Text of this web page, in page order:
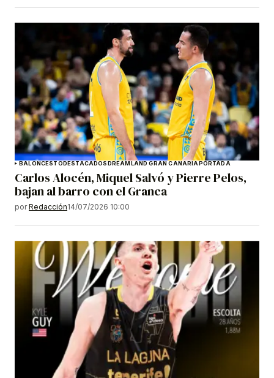
BALONCESTODESTACADOSDREAMLAND GRAN CANARIAPORTADA
Carlos Alocén, Miquel Salvó y Pierre Pelos,
bajan al barro con el Granca
por Redacción14/07/2026 10:00